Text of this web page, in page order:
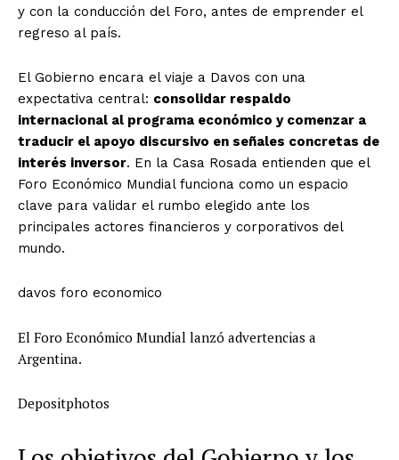
y con la conducción del Foro, antes de emprender el
regreso al país.
El Gobierno encara el viaje a Davos con una
expectativa central: consolidar respaldo
internacional al programa económico y comenzar a
traducir el apoyo discursivo en señales concretas de
interés inversor. En la Casa Rosada entienden que el
Foro Económico Mundial funciona como un espacio
clave para validar el rumbo elegido ante los
principales actores financieros y corporativos del
mundo.
davos foro economico
El Foro Económico Mundial lanzó advertencias a
Argentina.
Depositphotos